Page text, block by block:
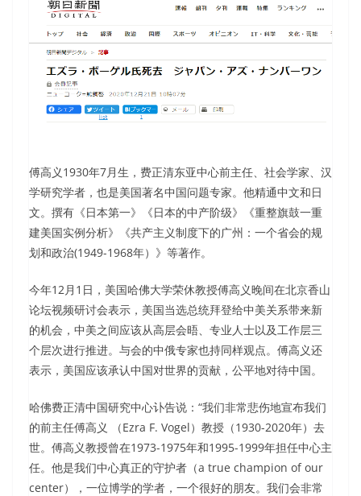
傅高义1930年7月生，费正清东亚中心前主任、社会学家、汉
学研究学者，也是美国著名中国问题专家。他精通中文和日
文。撰有《日本第一》《日本的中产阶级》《重整旗鼓一重
建美国实例分析》《共产主义制度下的广州：一个省会的规
划和政治(1949-1968年）》等著作。
今年12月1日，美国哈佛大学荣休教授傅高义晚间在北京香山
论坛视频研讨会表示，美国当选总统拜登给中美关系带来新
的机会，中美之间应该从高层会晤、专业人士以及工作层三
个层次进行推进。与会的中俄专家也持同样观点。傅高义还
表示，美国应该承认中国对世界的贡献，公平地对待中国。
哈佛费正清中国研究中心讣告说：“我们非常悲伤地宣布我们
的前主任傅高义 （Ezra F. Vogel）教授（1930-2020年）去
世。傅高义教授曾在1973-1975年和1995-1999年担任中心主
任。他是我们中心真正的守护者（a true champion of our
center），一位博学的学者，一个很好的朋友。我们会非常